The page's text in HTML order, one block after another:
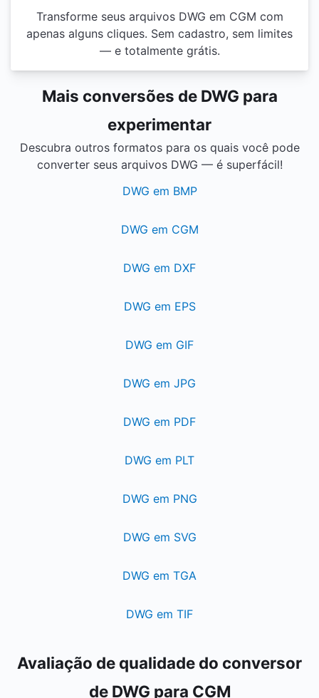
Transforme seus arquivos DWG em CGM com
apenas alguns cliques. Sem cadastro, sem limites
— e totalmente grátis.
Mais conversões de DWG para
experimentar
Descubra outros formatos para os quais você pode
converter seus arquivos DWG — é superfácil!
DWG em BMP
DWG em CGM
DWG em DXF
DWG em EPS
DWG em GIF
DWG em JPG
DWG em PDF
DWG em PLT
DWG em PNG
DWG em SVG
DWG em TGA
DWG em TIF
Avaliação de qualidade do conversor
de DWG para CGM